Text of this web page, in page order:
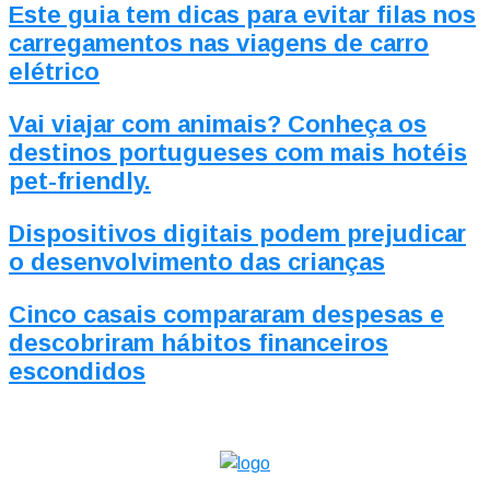
Este guia tem dicas para evitar filas nos
carregamentos nas viagens de carro
elétrico
Vai viajar com animais? Conheça os
destinos portugueses com mais hotéis
pet-friendly.
Dispositivos digitais podem prejudicar
o desenvolvimento das crianças
Cinco casais compararam despesas e
descobriram hábitos financeiros
escondidos